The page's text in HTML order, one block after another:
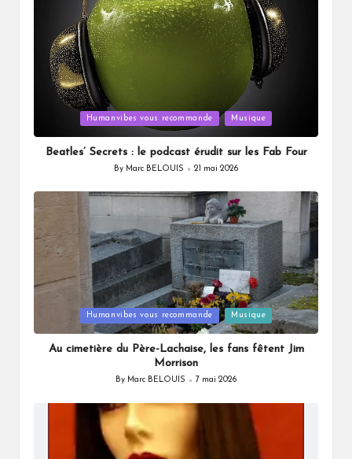
in
Humanvibes vous recommande Musique
Beatles’ Secrets : le podcast érudit sur les Fab Four
Posted
By Marc BELOUIS 21 mai 2026
in
Humanvibes vous recommande Musique
Au cimetière du Père-Lachaise, les fans fêtent Jim
Morrison
Posted
By Marc BELOUIS 7 mai 2026